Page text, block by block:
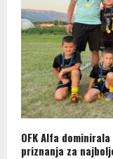
OFK Alfa
priznanja za